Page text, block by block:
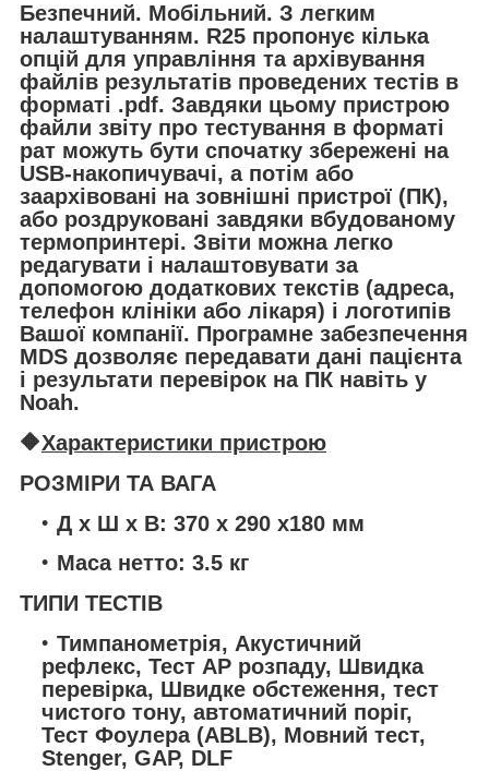
Безпечний. Мобільний. З легким
налаштуванням. R25 пропонує кілька
опцій для управління та архівування
файлів результатів проведених тестів в
форматі .pdf. Завдяки цьому пристрою
файли звіту про тестування в форматі
рат можуть бути спочатку збережені на
USB-накопичувачі, а потім або
заархівовані на зовнішні пристрої (ПК),
або роздруковані завдяки вбудованому
термопринтері. Звіти можна легко
редагувати і налаштовувати за
допомогою додаткових текстів (адреса,
телефон клініки або лікаря) і логотипів
Вашої компанії. Програмне забезпечення
MDS дозволяє передавати дані пацієнта
і результати перевірок на ПК навіть у
Noah.
🔶Характеристики пристрою
РОЗМІРИ ТА ВАГА
Д x Ш x В: 370 x 290 x180 мм
Маса нетто: 3.5 кг
ТИПИ ТЕСТІВ
Тимпанометрія, Акустичний
рефлекс, Тест АР розпаду, Швидка
перевірка, Швидке обстеження, тест
чистого тону, автоматичний поріг,
Тест Фоулера (ABLB), Мовний тест,
Stenger, GAP, DLF